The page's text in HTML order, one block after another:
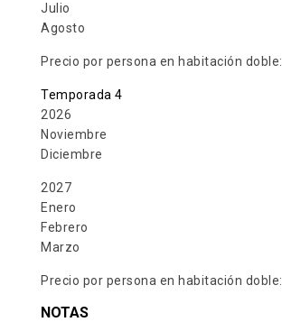
Julio
Agosto
Precio por persona en habitación doble:
Temporada 4
2026
Noviembre
Diciembre
2027
Enero
Febrero
Marzo
Precio por persona en habitación doble:
NOTAS